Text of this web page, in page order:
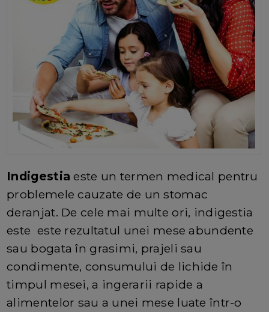
Indigestiaeste un termen medical pentru
problemele cauzate de un stomac
deranjat. De cele mai multe ori, indigestia
este este rezultatul unei mese abundente
sau bogata în grasimi, prajeli sau
condimente, consumului de lichide în
timpul mesei, a ingerarii rapide a
alimentelor sau a unei mese luate într-o